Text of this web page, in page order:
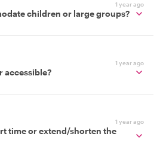
1 year ago
children or large groups?
1 year ago
accessible?
1 year ago
time or extend/shorten the